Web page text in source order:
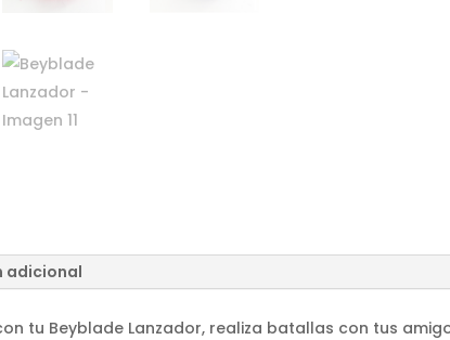
adicional
tu Beyblade Lanzador, realiza batallas con tus